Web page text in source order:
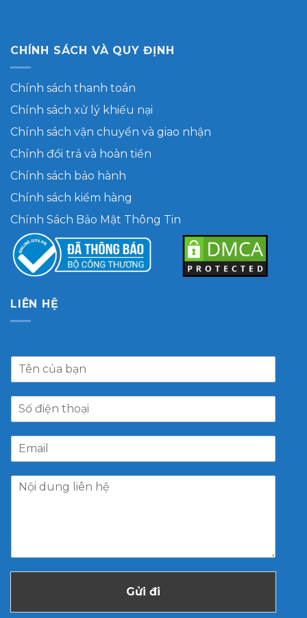
CHÍNH SÁCH VÀ QUY ĐỊNH
Chính sách thanh toán
Chính sách xử lý khiếu nại
Chính sách vận chuyển và giao nhận
Chính đổi trả và hoàn tiền
Chính sách bảo hành
Chính sách kiểm hàng
Chính Sách Bảo Mật Thông Tin
LIÊN HỆ
Gửi đi